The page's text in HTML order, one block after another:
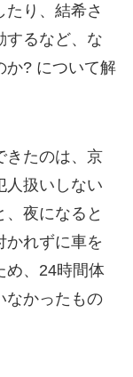
り、結希さ
するなど、な
か? について解
きたのは、京
人扱いしない
夜になると
かれずに車を
め、24時間体
なかったもの